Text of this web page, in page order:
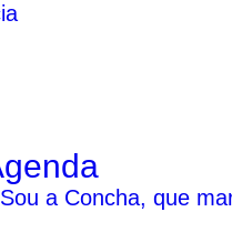
a Concha, que